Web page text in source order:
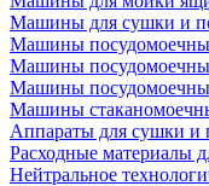
Машины для сушки и
Машины
Машины
Машины
Машины
Аппараты для сушки и
Расходные материалы
Нейтральное